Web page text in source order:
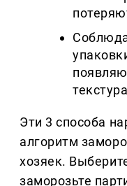
Эти 3 способа
алгоритм
хозяек.
заморозьте